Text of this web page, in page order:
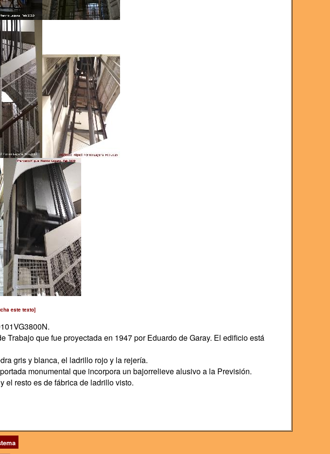
este texto]
que fue proyectada en 1947 por Eduardo de Garay. El edificio está
gris y blanca, el ladrillo rojo y la rejería.
monumental que incorpora un bajorrelieve alusivo a la Previsión.
el resto es de fábrica de ladrillo visto.